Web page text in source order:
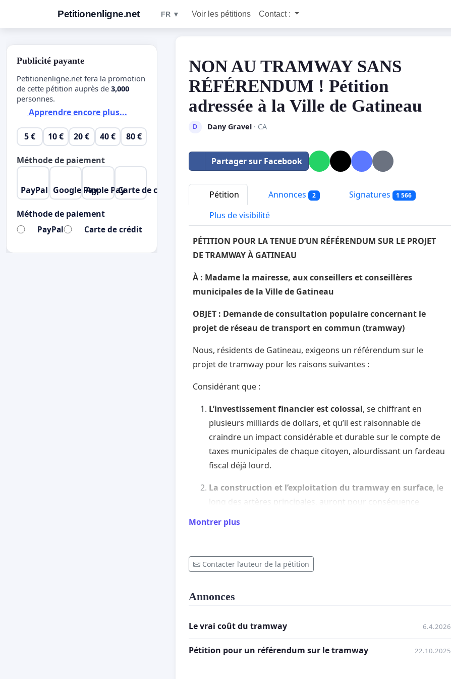
Petitionenligne.net FR ▼ Voir les pétitions Contact :
NON AU TRAMWAY SANS
RÉFÉRENDUM ! Pétition
adressée à la Ville de Gatineau
D Dany Gravel· CA
Partager sur Facebook
Pétition Annonces 2 Signatures 1 566
Plus de visibilité
PÉTITION POUR LA TENUE D’UN RÉFÉRENDUM SUR LE PROJET
DE TRAMWAY À GATINEAU
À : Madame la mairesse, aux conseillers et conseillères
municipales de la Ville de Gatineau
OBJET : Demande de consultation populaire concernant le
projet de réseau de transport en commun (tramway)
Nous, résidents de Gatineau, exigeons un référendum sur le
projet de tramway pour les raisons suivantes :
Considérant que :
L’investissement financier est colossal, se chiffrant en
plusieurs milliards de dollars, et qu’il est raisonnable de
craindre un impact considérable et durable sur le compte de
taxes municipales de chaque citoyen, alourdissant un fardeau
fiscal déjà lourd.
La construction et l’exploitation du tramway en surface, le
long des artères principales, auront pour conséquence
durant plusieurs années, nuisant à la fluidité du traffic, à la
automobilistes et des usagers des transports en commun
existants.
La quiétude et le caractère des quartiers traversés
permanente des infrastructures, modifiant négativement le
Montrer plus
Contacter l’auteur de la pétition
Annonces
Le vrai coût du tramway 6.4.2026
Pétition pour un référendum sur le tramway 22.10.2025
Publicité payante
Petitionenligne.net fera la promotion
de cette pétition auprès de 3,000
personnes.
Apprendre encore plus...
5 € 10 € 20 € 40 € 80 €
Méthode de paiement
PayPal Google PayApple PayCarte de crédit
Méthode de paiement
PayPal Carte de crédit